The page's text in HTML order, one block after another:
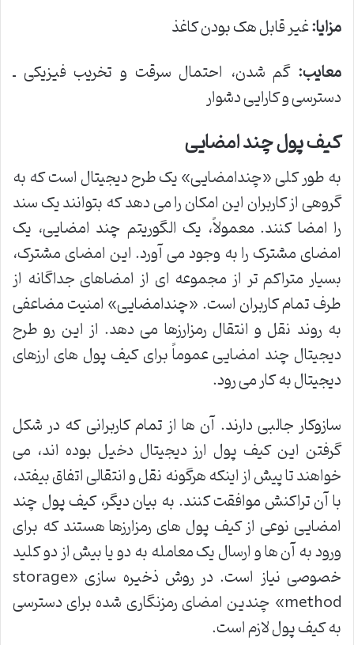
مزایا:غیر قابل هک بودن کاغذ
معایب: گم شدن، احتمال سرقت و تخریب فیزیکی ـ
دسترسی و کارایی دشوار
کیف پول چند امضایی
به طور کلی «چندامضایی» یک طرح دیجیتال است که به
گروهی از کاربران این امکان را می دهد که بتوانند یک سند
را امضا کنند. معمولاً، یک الگوریتم چند امضایی، یک
امضای مشترک را به وجود می آورد. این امضای مشترک،
بسیار متراکم تر از مجموعه ای از امضاهای جداگانه از
طرف تمام کاربران است. «چندامضایی» امنیت مضاعفی
به روند نقل و انتقال رمزارزها می دهد. از این رو طرح
دیجیتال چند امضایی عموماً برای کیف پول های ارزهای
دیجیتال به کار می رود.
سازوکار جالبی دارند. آن ها از تمام کاربرانی که در شکل
گرفتن این کیف پول ارز دیجیتال دخیل بوده اند، می
خواهند تا پیش از اینکه هرگونه نقل و انتقالی اتفاق بیفتد،
با آن تراکنش موافقت کنند. به بیان دیگر، کیف پول چند
امضایی نوعی از کیف پول های رمزارزها هستند که برای
ورود به آن ها و ارسال یک معامله به دو یا بیش از دو کلید
خصوصی نیاز است. در روش ذخیره سازی «storage
method» چندین امضای رمزنگاری شده برای دسترسی
به کیف پول لازم است.